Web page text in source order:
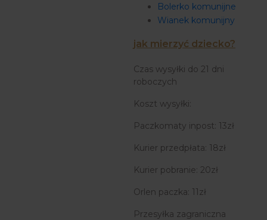
Bolerko komunijne
Wianek komunijny
jak mierzyć dziecko?
Czas wysyłki do 21 dni
roboczych
Koszt wysyłki:
Paczkomaty inpost: 13zł
Kurier przedpłata: 18zł
Kurier pobranie: 20zł
Orlen paczka: 11zł
Przesyłka zagraniczna